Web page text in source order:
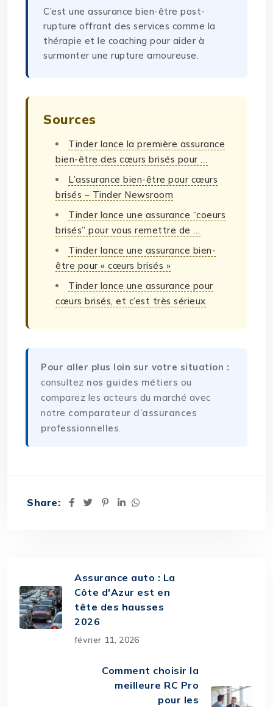
C’est une assurance bien-être post-
rupture offrant des services comme la
thérapie et le coaching pour aider à
surmonter une rupture amoureuse.
Sources
Tinder lance la première assurance
bien-être des cœurs brisés pour …
L’assurance bien-être pour cœurs
brisés – Tinder Newsroom
Tinder lance une assurance “coeurs
brisés” pour vous remettre de …
Tinder lance une assurance bien-
être pour « cœurs brisés »
Tinder lance une assurance pour
cœurs brisés, et c’est très sérieux
Pour aller plus loin sur votre situation :
consultez nos guides métiers ou
comparez les acteurs du marché avec
notre comparateur d’assurances
professionnelles.
Share:
Assurance auto : La
Côte d'Azur est en
tête des hausses
2026
février 11, 2026
Comment choisir la
meilleure RC Pro
pour les